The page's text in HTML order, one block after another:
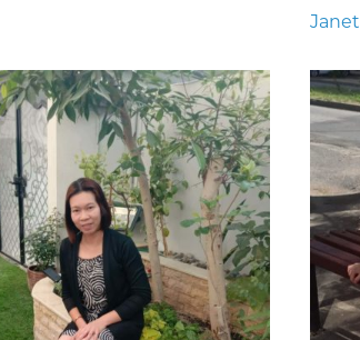
Janet